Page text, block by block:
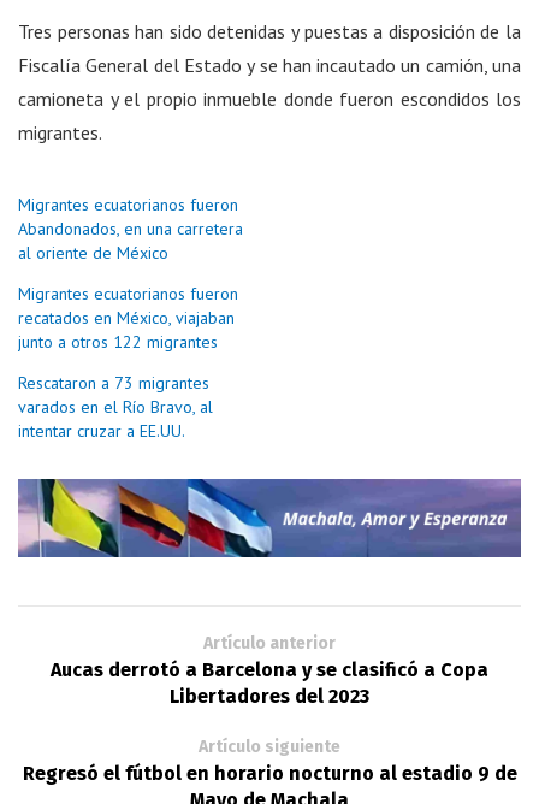
Tres personas han sido detenidas y puestas a disposición de la
Fiscalía General del Estado y se han incautado un camión, una
camioneta y el propio inmueble donde fueron escondidos los
migrantes.
Migrantes ecuatorianos fueron
Abandonados, en una carretera
al oriente de México
Migrantes ecuatorianos fueron
recatados en México, viajaban
junto a otros 122 migrantes
Rescataron a 73 migrantes
varados en el Río Bravo, al
intentar cruzar a EE.UU.
Artículo anterior
Aucas derrotó a Barcelona y se clasificó a Copa
Libertadores del 2023
Artículo siguiente
Regresó el fútbol en horario nocturno al estadio 9 de
Mayo de Machala